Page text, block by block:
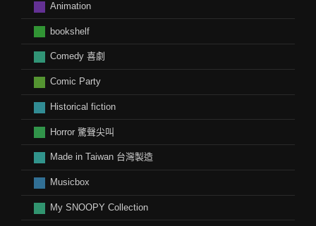
Animation
bookshelf
Comedy 喜劇
Comic Party
Historical fiction
Horror 驚聲尖叫
Made in Taiwan 台灣製造
Musicbox
My SNOOPY Collection